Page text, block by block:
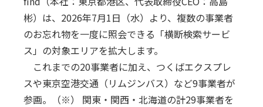
彬）は、2026年7月1日（水）より、複数の事業者
のお忘れ物を一度に照会できる「横断検索サービ
ス」の対象エリアを拡大します。
これまでの20事業者に加え、つくばエクスプレ
スや東京空港交通（リムジンバス）など9事業者が
参画。（※） 関東・関西・北海道の計29事業者を